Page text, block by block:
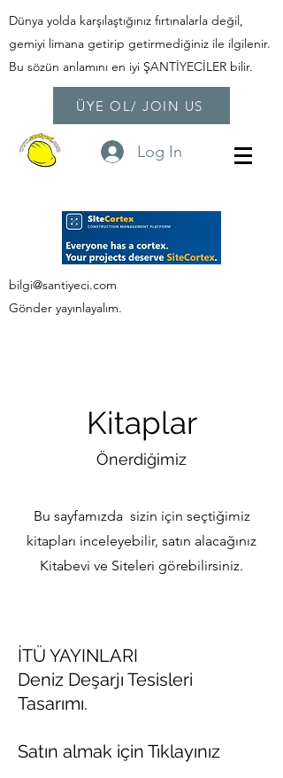
Dünya yolda karşılaştığınız fırtınalarla değil,
gemiyi limana getirip getirmediğiniz ile ilgilenir.
Bu sözün anlamını en iyi ŞANTİYECİLER bilir.
ÜYE OL/ JOIN US
Log In
bilgi@santiyeci.com
Gönder yayınlayalım.
Kitaplar
Önerdiğimiz
Bu sayfamızda sizin için seçtiğimiz
kitapları inceleyebilir, satın alacağınız
Kitabevi ve Siteleri görebilirsiniz.
İTÜ YAYINLARI
Deniz Deşarjı Tesisleri
Tasarımı.
Satın almak için Tıklayınız